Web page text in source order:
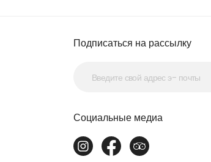
Подписаться на рассылку
Социальные медиа